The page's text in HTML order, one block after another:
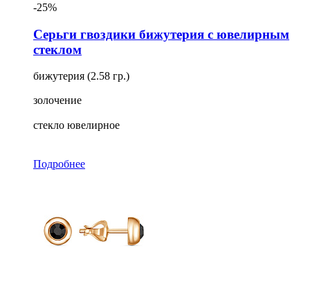
-25%
Серьги гвоздики бижутерия с ювелирным
стеклом
бижутерия (2.58 гр.)
золочение
стекло ювелирное
Подробнее